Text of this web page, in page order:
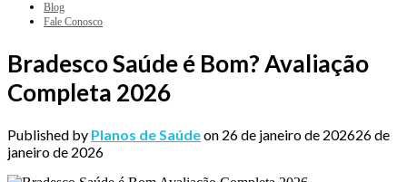
Blog
Fale Conosco
Bradesco Saúde é Bom? Avaliação
Completa 2026
Published by Planos de Saúdeon 26 de janeiro de 202626 de
janeiro de 2026